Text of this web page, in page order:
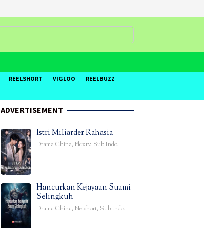
REELSHORT VIGLOO
REELBUZZ
ADVERTISEMENT
Istri Miliarder Rahasia
Drama China, Flextv, Sub Indo,
Hancurkan Kejayaan Suami
Selingkuh
Drama China, Netshort, Sub Indo,